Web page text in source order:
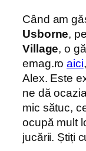
Când am
Usborne,
Village, o
emag.roaici
Alex. Este
ne dă
mic sătuc,
ocupă mult
jucării. Știți